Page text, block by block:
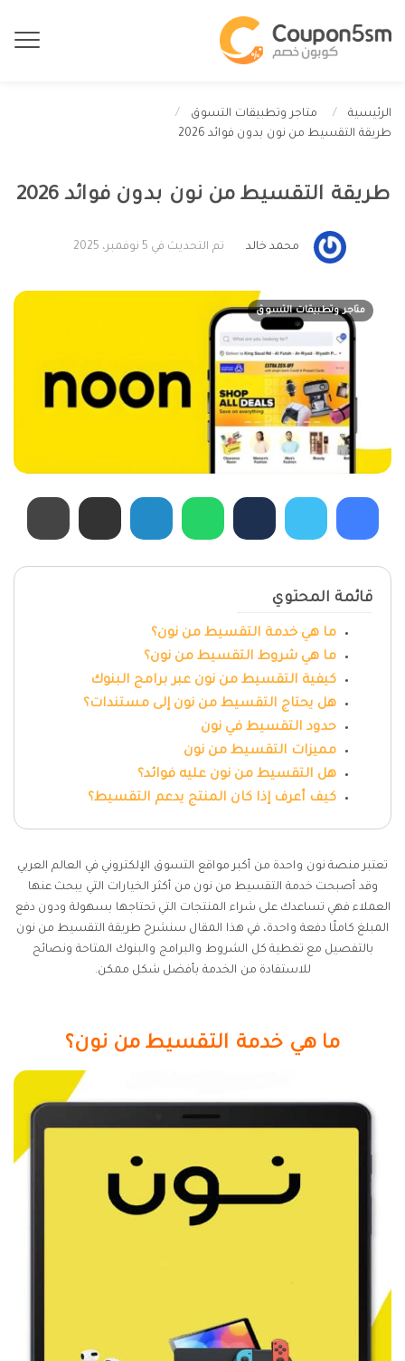
الرئيسية
متاجر وتطبيقات التسوق
طريقة التقسيط من نون بدون فوائد 2026
طريقة التقسيط من نون بدون فوائد 2026
محمد خالد تم التحديث في 5 نوفمبر، 2025
متاجر وتطبيقات التسوق
قائمة المحتوي
ما هي خدمة التقسيط من نون؟
ما هي شروط التقسيط من نون؟
كيفية التقسيط من نون عبر برامج البنوك
هل يحتاج التقسيط من نون إلى مستندات؟
حدود التقسيط في نون
مميزات التقسيط من نون
هل التقسيط من نون عليه فوائد؟
كيف أعرف إذا كان المنتج يدعم التقسيط؟
تعتبر منصة نون واحدة من أكبر مواقع التسوق الإلكتروني في العالم العربي
وقد أصبحت خدمة التقسيط من نون من أكثر الخيارات التي يبحث عنها
العملاء فهي تساعدك على شراء المنتجات التي تحتاجها بسهولة ودون دفع
المبلغ كاملًا دفعة واحدة، في هذا المقال سنشرح طريقة التقسيط من نون
بالتفصيل مع تغطية كل الشروط والبرامج والبنوك المتاحة ونصائح
للاستفادة من الخدمة بأفضل شكل ممكن.
ما هي خدمة التقسيط من نون؟